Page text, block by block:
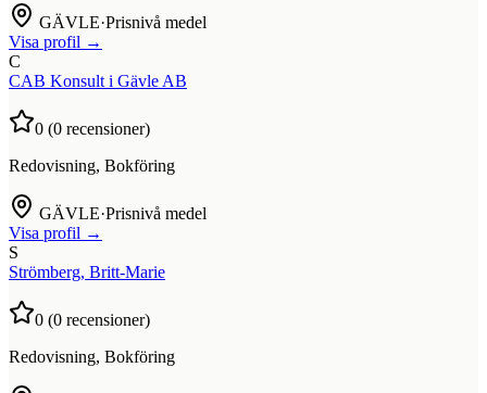
GÄVLE·Prisnivå medel
Visa profil →
C
CAB Konsult i Gävle AB
0 (0 recensioner)
Redovisning, Bokföring
GÄVLE·Prisnivå medel
Visa profil →
S
Strömberg, Britt-Marie
0 (0 recensioner)
Redovisning, Bokföring